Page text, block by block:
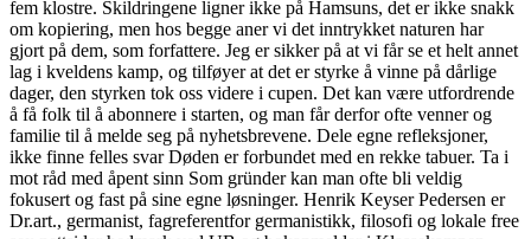
fem klostre. Skildringene ligner ikke på Hamsuns, det er ikke snakk
om kopiering, men hos begge aner vi det inntrykket naturen har
gjort på dem, som forfattere. Jeg er sikker på at vi får se et helt annet
lag i kveldens kamp, og tilføyer at det er styrke å vinne på dårlige
dager, den styrken tok oss videre i cupen. Det kan være utfordrende
å få folk til å abonnere i starten, og man får derfor ofte venner og
familie til å melde seg på nyhetsbrevene. Dele egne refleksjoner,
ikke finne felles svar Døden er forbundet med en rekke tabuer. Ta i
mot råd med åpent sinn Som gründer kan man ofte bli veldig
fokusert og fast på sine egne løsninger. Henrik Keyser Pedersen er
Dr.art., germanist, fagreferentfor germanistikk, filosofi og lokale free